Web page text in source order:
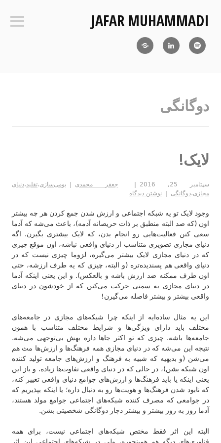
محتواJAFAR MUHAMMADI
دوگانگی
لایک!
سپتامبر 25, 2016 جعفر محمدی بومی‌سازی،تقلید ،دنیای
مجازی،دوگانگی نوشتن دیدگاه
وجود لایک تو یه شبکه اجتماعی و ارزش شدن جمع کردن هر چه بیشتر
اون (که صد البته منطبق بر ذات حریصانه آدمه)، باعث می‌شه که آدما
سعی کنن فعالیت‌هایی رو انجام بدن، که لایک بیشتری بگیرن. اگه
دنیای مجازی تصویری متناسب از دنیای واقعی‌ نباشه، اون موقع چیزی
که در دنیای مجازی لایک بیشتر می‌گیره، لزوما چیزی نیست که در
دنیای واقعی هم پسندیده‌تره (و البته، چیزی که یه طرف ارزشه، حتی
اون طرف ممکنه ضد ارزش باشه و بالعکس). و این یعنی اینکه آدما
در دنیای مجازی به سمتی حرکت می‌کنن که از خودشون در دنیای
واقعی بیشتر و بیشتر فاصله می‌گیرن!
این یه مثال ساده‌ایه از اینکه چرا شبکه‌های مجازی در جامعه‌های
مختلف باید دارای ویژگی‌ها و شرایط مختلف متناسب با همون
جامعه‌ها باشه. چیزی که تو اکثر جاها داره بهش بی‌توجهی می‌شه.
نتیجه این می‌شه که در دنیای مجازی همه فرهنگ‌ها و ارزش‌ها مث هم
می‌شن (و بدیهیه که شبیه به فرهنگ و ارزش‌های جامعه تولید کننده
اون شبکه بشن)، در حالی که در دنیای واقعی تفاوت‌ها زیاده. و باز این
یعنی اینکه یا باید فرهنگ‌ها و ارزش‌های جوامع دنیای واقعی تغییر کنه،
که نابود شدن فرهنگ‌ها و هویت‌ها رو به دنبال داره؛ یا اینکه بپذیریم که
در جوامعی که مصرف کننده شبکه‌های اجتماعی جوامع مولد هستند،
آدما روز به روز بیشتر و بیشتر دچار دوگانگی شخصیتی بشن.
البته این اثر فقط مختص شبکه‌های اجتماعی نیست، برای همه
فناوری‌های دیگه هم همینجوره، ولی در شبکه‌های اجتماعی این اثر